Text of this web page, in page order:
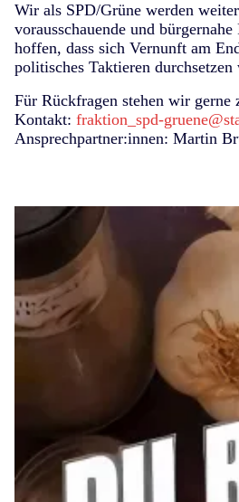
Wir als SPD/Grüne werden
vorausschauende und
hoffen, dass sich Vernunft am
politisches Taktieren durchsetzen
Für Rückfragen stehen wir gerne
Kontakt: fraktion_spd-
Ansprechpartner:innen: Martin